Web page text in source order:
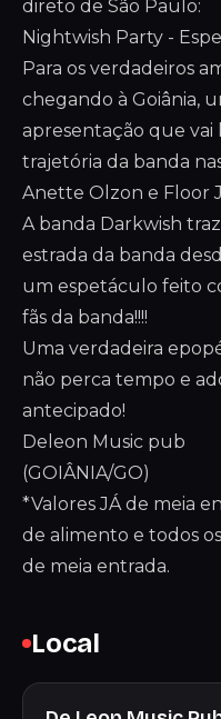
direto de São Paulo:
Nightwish Party -
Para os verdadeiros
chegando à Goiânia,
apresentação que vai
trajetória da banda
Anette Olzon e Floor
A banda Darkwish
estrada da banda
um espetáculo feito
fãs da banda!!!!
Uma verdadeira
não perca tempo e
antecipado!
Deleon Music pub
(GOIÂNIA/GO)
*Valores JÁ de meia
de alimento e todos
de meia entrada.
Local